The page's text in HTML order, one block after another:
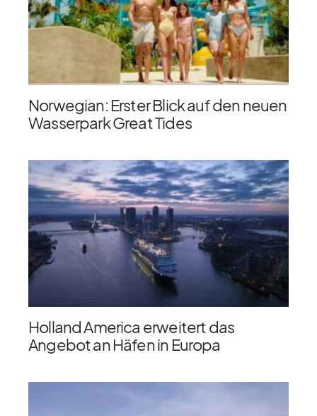
Norwegian: Erster Blick auf den neuen
Wasserpark Great Tides
Holland America erweitert das
Angebot an Häfen in Europa